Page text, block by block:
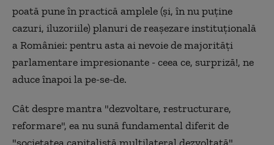
poată pune în practică amplele (și, în nu puține
cazuri, iluzoriile) planuri de reașezare instituțională
a României: pentru asta ai nevoie de majorități
parlamentare impresionante - ceea ce, surpriză!, ne
aduce înapoi la pe-se-de.
Cât despre mantra "dezvoltare, restructurare,
reformare", ea nu sună fundamental diferit de